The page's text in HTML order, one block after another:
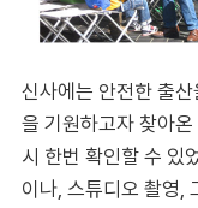
신사에는 안전한 출
을 기원하고자 찾아
시 한번 확인할 수 있
이나, 스튜디오 촬영,